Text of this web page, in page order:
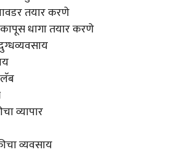
तयार करणे
धागा तयार करणे
लॅब
व्यापार
व्यवसाय